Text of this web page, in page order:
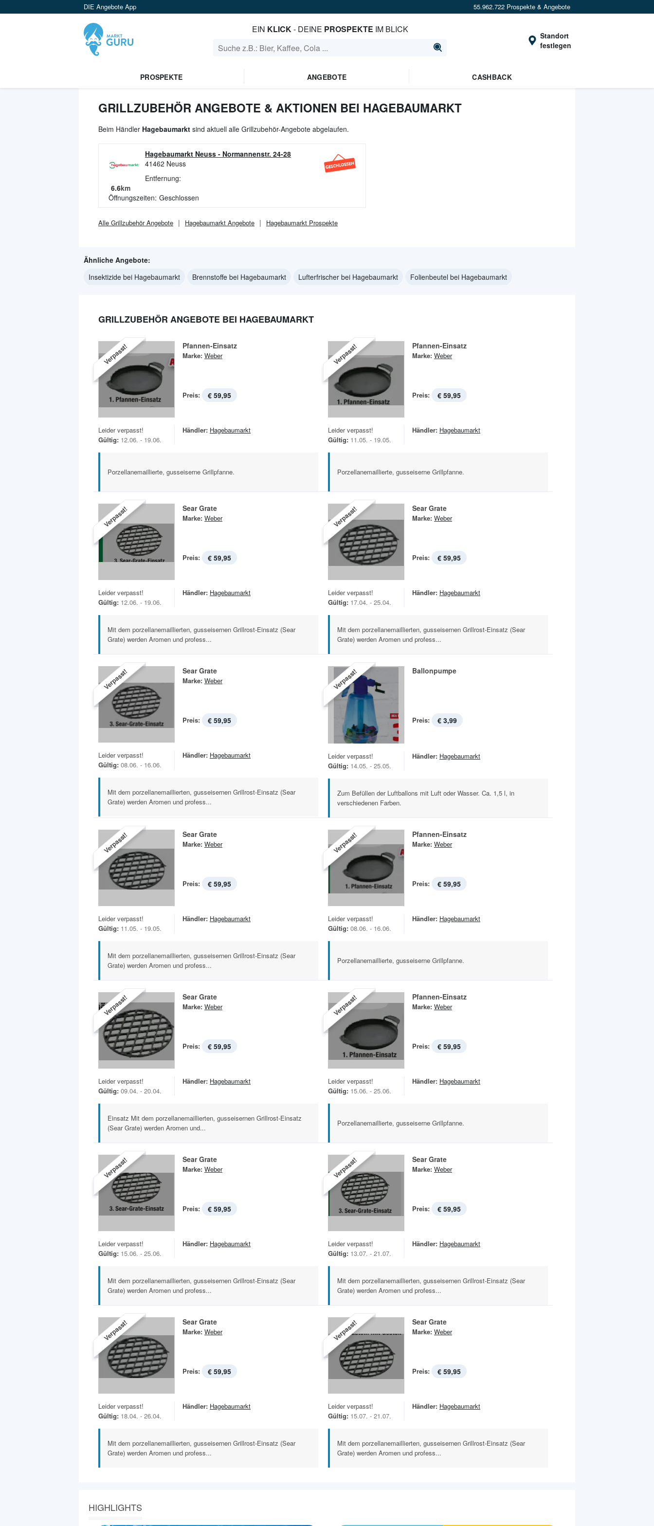
DIE Angebote App 55.962.722 Prospekte & Angebote
EIN KLICK- DEINE PROSPEKTE IM BLICK
Standort
festlegen
PROSPEKTE ANGEBOTE CASHBACK
GRILLZUBEHÖR ANGEBOTE & AKTIONEN BEI HAGEBAUMARKT
Beim Händler Hagebaumarkt sind aktuell alle Grillzubehör-Angebote abgelaufen.
Hagebaumarkt Neuss - Normannenstr. 24-28
41462 Neuss
Entfernung:
6.6km
Öffnungszeiten: Geschlossen
Alle GrillzubehörAngebote Hagebaumarkt Angebote Hagebaumarkt Prospekte
Ähnliche Angebote:
Insektizide bei Hagebaumarkt
Brennstoffe bei Hagebaumarkt Lufterfrischer bei Hagebaumarkt Folienbeutel bei Hagebaumarkt
GRILLZUBEHÖR ANGEBOTE BEI HAGEBAUMARKT
Verpasst! Pfannen-Einsatz
Marke: Weber
Preis: € 59,95
Leider verpasst!
Gültig: 12.06. - 19.06.
Händler: Hagebaumarkt
Porzellanemaillierte, gusseiserne Grillpfanne.
Verpasst! Pfannen-Einsatz
Marke: Weber
Preis: € 59,95
Leider verpasst!
Gültig: 11.05. - 19.05.
Händler: Hagebaumarkt
Porzellanemaillierte, gusseiserne Grillpfanne.
Verpasst! Sear Grate
Marke: Weber
Preis: € 59,95
Leider verpasst!
Gültig: 12.06. - 19.06.
Händler: Hagebaumarkt
Mit dem porzellanemaillierten, gusseisernen Grillrost-Einsatz (Sear
Grate) werden Aromen und profess...
Verpasst! Sear Grate
Marke: Weber
Preis: € 59,95
Leider verpasst!
Gültig: 17.04. - 25.04.
Händler: Hagebaumarkt
Mit dem porzellanemaillierten, gusseisernen Grillrost-Einsatz (Sear
Grate) werden Aromen und profess...
Verpasst! Sear Grate
Marke: Weber
Preis: € 59,95
Leider verpasst!
Gültig: 08.06. - 16.06.
Händler: Hagebaumarkt
Mit dem porzellanemaillierten, gusseisernen Grillrost-Einsatz (Sear
Grate) werden Aromen und profess...
Verpasst! Ballonpumpe
Preis: € 3,99
Leider verpasst!
Gültig: 14.05. - 25.05.
Händler: Hagebaumarkt
Zum Befüllen der Luftballons mit Luft oder Wasser. Ca. 1,5 l, in
verschiedenen Farben.
Verpasst! Sear Grate
Marke: Weber
Preis: € 59,95
Leider verpasst!
Gültig: 11.05. - 19.05.
Händler: Hagebaumarkt
Mit dem porzellanemaillierten, gusseisernen Grillrost-Einsatz (Sear
Grate) werden Aromen und profess...
Verpasst! Pfannen-Einsatz
Marke: Weber
Preis: € 59,95
Leider verpasst!
Gültig: 08.06. - 16.06.
Händler: Hagebaumarkt
Porzellanemaillierte, gusseiserne Grillpfanne.
Verpasst! Sear Grate
Marke: Weber
Preis: € 59,95
Leider verpasst!
Gültig: 09.04. - 20.04.
Händler: Hagebaumarkt
Einsatz Mit dem porzellanemaillierten, gusseisernen Grillrost-Einsatz
(Sear Grate) werden Aromen und...
Verpasst! Pfannen-Einsatz
Marke: Weber
Preis: € 59,95
Leider verpasst!
Gültig: 15.06. - 25.06.
Händler: Hagebaumarkt
Porzellanemaillierte, gusseiserne Grillpfanne.
Verpasst! Sear Grate
Marke: Weber
Preis: € 59,95
Leider verpasst!
Gültig: 15.06. - 25.06.
Händler: Hagebaumarkt
Mit dem porzellanemaillierten, gusseisernen Grillrost-Einsatz (Sear
Grate) werden Aromen und profess...
Verpasst! Sear Grate
Marke: Weber
Preis: € 59,95
Leider verpasst!
Gültig: 13.07. - 21.07.
Händler: Hagebaumarkt
Mit dem porzellanemaillierten, gusseisernen Grillrost-Einsatz (Sear
Grate) werden Aromen und profess...
Verpasst! Sear Grate
Marke: Weber
Preis: € 59,95
Leider verpasst!
Gültig: 18.04. - 26.04.
Händler: Hagebaumarkt
Mit dem porzellanemaillierten, gusseisernen Grillrost-Einsatz (Sear
Grate) werden Aromen und profess...
Verpasst! Sear Grate
Marke: Weber
Preis: € 59,95
Leider verpasst!
Gültig: 15.07. - 21.07.
Händler: Hagebaumarkt
Mit dem porzellanemaillierten, gusseisernen Grillrost-Einsatz (Sear
Grate) werden Aromen und profess...
HIGHLIGHTS